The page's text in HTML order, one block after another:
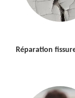
Réparation